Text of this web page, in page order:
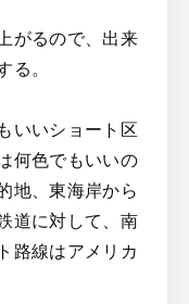
がるので、出来
。
いいショート区
何色でもいいの
地、東海岸から
道に対して、南
路線はアメリカ